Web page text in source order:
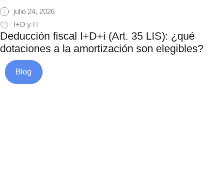
julio 24, 2026
I+D y IT
Deducción fiscal I+D+i (Art. 35 LIS): ¿qué
dotaciones a la amortización son elegibles?
Blog